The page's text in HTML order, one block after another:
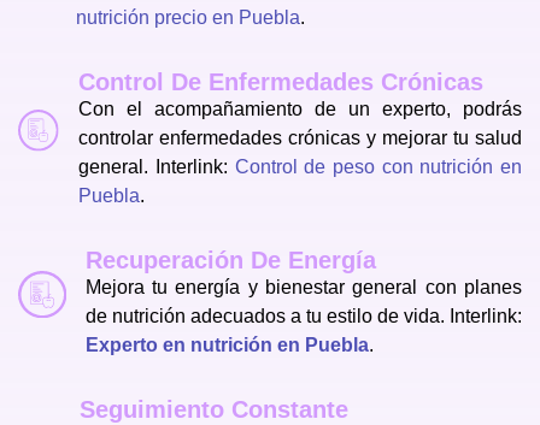
nutrición precio en Puebla.
Control De Enfermedades Crónicas
Con el acompañamiento de un experto, podrás
controlar enfermedades crónicas y mejorar tu salud
general. Interlink: Control de peso con nutrición en
Puebla.
Recuperación De Energía
Mejora tu energía y bienestar general con planes
de nutrición adecuados a tu estilo de vida. Interlink:
Experto en nutrición en Puebla.
Seguimiento Constante